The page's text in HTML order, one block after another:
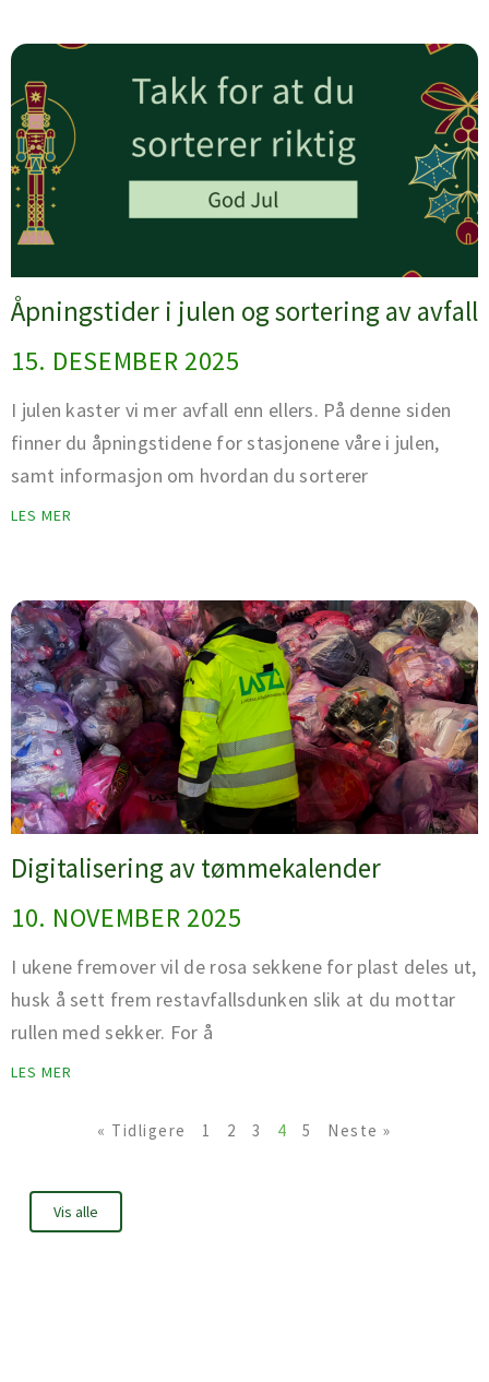
Åpningstider i julen og sortering av avfall
15. DESEMBER 2025
I julen kaster vi mer avfall enn ellers. På denne siden
finner du åpningstidene for stasjonene våre i julen,
samt informasjon om hvordan du sorterer
LES MER
Digitalisering av tømmekalender
10. NOVEMBER 2025
I ukene fremover vil de rosa sekkene for plast deles ut,
husk å sett frem restavfallsdunken slik at du mottar
rullen med sekker. For å
LES MER
« Tidligere 1 2 3 4 5 Neste »
Vis alle